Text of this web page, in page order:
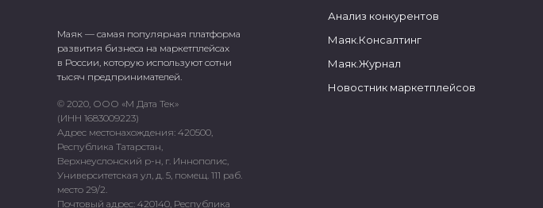
Маяк — самая популярная платформа
развития бизнеса на маркетплейсах
в России, которую используют сотни
тысяч предпринимателей.
© 2020, ООО «М Дата Тек»
(ИНН 1683009223)
Адрес местонахождения: 420500,
Республика Татарстан,
Верхнеуслонский р-н, г. Иннополис,
Университетская ул, д. 5, помещ. 111 раб.
место 29/2.
Почтовый адрес: 420140, Республика
Анализ конкурентов
Маяк.Консалтинг
Маяк.Журнал
Новостник маркетплейсов